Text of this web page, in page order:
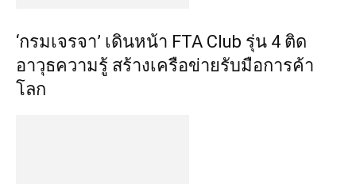
‘กรมเจรจา’ เดินหน้า FTA Club รุ่น 4 ติด
อาวุธความรู้ สร้างเครือข่ายรับมือการค้า
โลก